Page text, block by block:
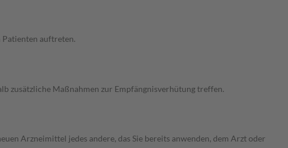
auftreten.
zusätzliche Maßnahmen zur Empfängnisverhütung treffen.
Arzneimittel jedes andere, das Sie bereits anwenden, dem Arzt oder